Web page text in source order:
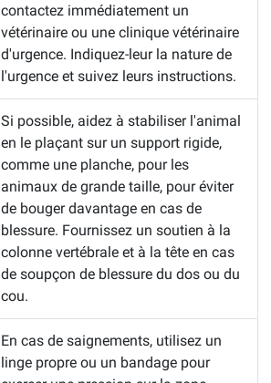
contactez immédiatement un
vétérinaire ou une clinique vétérinaire
d'urgence. Indiquez-leur la nature de
l'urgence et suivez leurs instructions.
Si possible, aidez à stabiliser l'animal
en le plaçant sur un support rigide,
comme une planche, pour les
animaux de grande taille, pour éviter
de bouger davantage en cas de
blessure. Fournissez un soutien à la
colonne vertébrale et à la tête en cas
de soupçon de blessure du dos ou du
cou.
En cas de saignements, utilisez un
linge propre ou un bandage pour